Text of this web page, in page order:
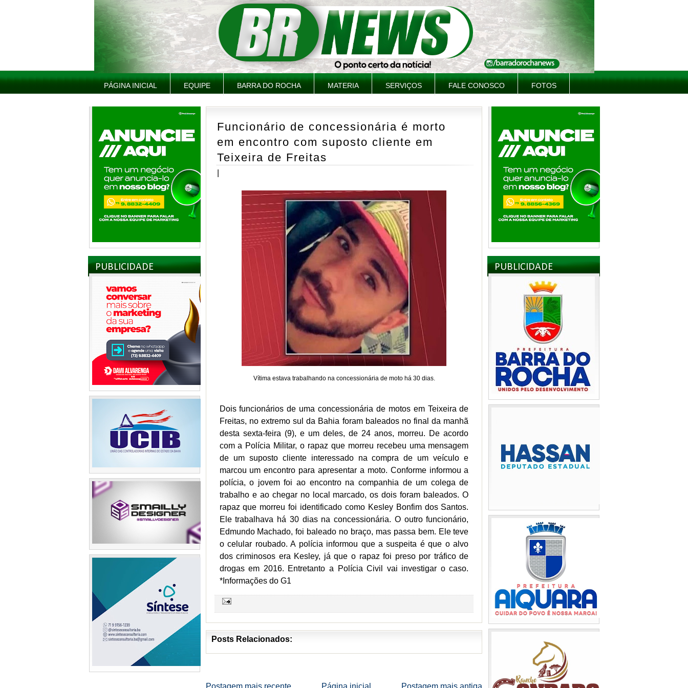
PÁGINA INICIAL EQUIPE BARRA DO ROCHA MATERIA SERVIÇOS FALE CONOSCO FOTOS
PUBLICIDADE
Funcionário de concessionária é morto
em encontro com suposto cliente em
Teixeira de Freitas
Vítima estava trabalhando na concessionária de moto há 30 dias.
Dois funcionários de uma concessionária de motos em Teixeira de
Freitas, no extremo sul da Bahia foram baleados no final da manhã
desta sexta-feira (9), e um deles, de 24 anos, morreu. De acordo
com a Polícia Militar, o rapaz que morreu recebeu uma mensagem
de um suposto cliente interessado na compra de um veículo e
marcou um encontro para apresentar a moto. Conforme informou a
polícia, o jovem foi ao encontro na companhia de um colega de
trabalho e ao chegar no local marcado, os dois foram baleados. O
rapaz que morreu foi identificado como Kesley Bonfim dos Santos.
Ele trabalhava há 30 dias na concessionária. O outro funcionário,
Edmundo Machado, foi baleado no braço, mas passa bem. Ele teve
o celular roubado. A polícia informou que a suspeita é que o alvo
dos criminosos era Kesley, já que o rapaz foi preso por tráfico de
drogas em 2016. Entretanto a Polícia Civil vai investigar o caso.
*Informações do G1
Posts Relacionados:
PUBLICIDADE